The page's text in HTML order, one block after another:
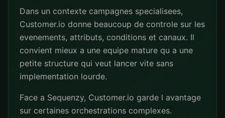
Dans un contexte campagnes specialisees,
Customer.io donne beaucoup de controle sur les
evenements, attributs, conditions et canaux. Il
convient mieux a une equipe mature qu a une
petite structure qui veut lancer vite sans
implementation lourde.
Face a Sequenzy, Customer.io garde l avantage
sur certaines orchestrations complexes.